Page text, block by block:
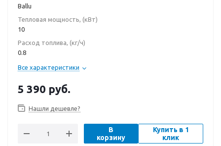
Ballu
Тепловая мощность, (кВт)
10
Расход топлива, (кг/ч)
0.8
Все характеристики
5 390 руб.
Нашли дешевле?
В
корзину
Купить в 1
клик